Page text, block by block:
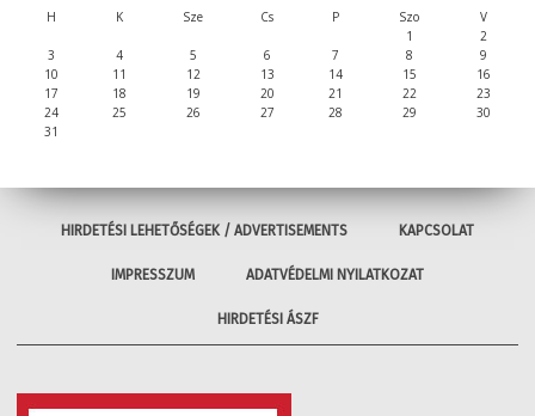
H K Sze Cs P Szo
V
1
2
3
4 5 6 7 8
9
10
11 12 13 14 15
16
17
18 19 20 21 22
23
24
25 26 27 28 29
30
31
HIRDETÉSI LEHETŐSÉGEK / ADVERTISEMENTS KAPCSOLAT
IMPRESSZUM ADATVÉDELMI NYILATKOZAT
HIRDETÉSI ÁSZF